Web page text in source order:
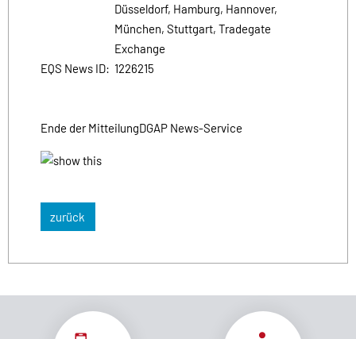
Düsseldorf, Hamburg, Hannover,
München, Stuttgart, Tradegate
Exchange
EQS News ID: 1226215
Ende der MitteilungDGAP News-Service
zurück